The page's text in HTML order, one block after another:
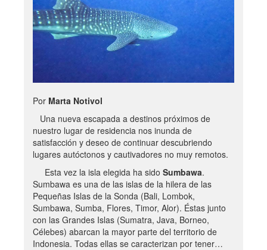
Por Marta Notivol
Una nueva escapada a destinos próximos de
nuestro lugar de residencia nos inunda de
satisfacción y deseo de continuar descubriendo
lugares autóctonos y cautivadores no muy remotos.
Esta vez la isla elegida ha sido Sumbawa.
Sumbawa es una de las islas de la hilera de las
Pequeñas Islas de la Sonda (Bali, Lombok,
Sumbawa, Sumba, Flores, Timor, Alor). Éstas junto
con las Grandes Islas (Sumatra, Java, Borneo,
Célebes) abarcan la mayor parte del territorio de
Indonesia. Todas ellas se caracterizan por tener…